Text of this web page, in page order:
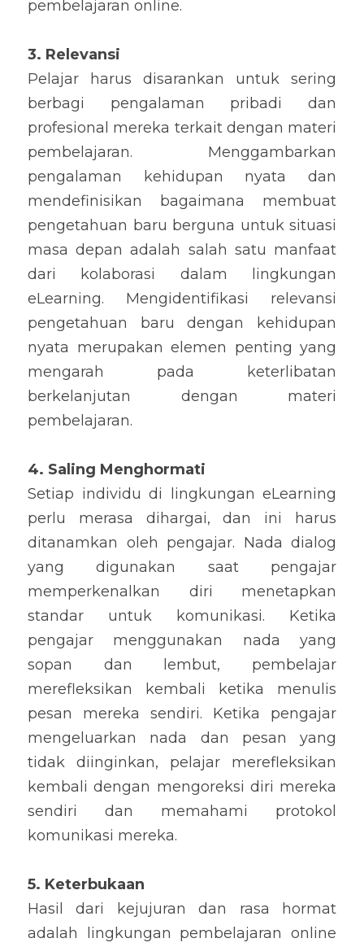
pembelajaran online.
3. Relevansi
Pelajar harus disarankan untuk sering
berbagi pengalaman pribadi dan
profesional mereka terkait dengan materi
pembelajaran. Menggambarkan
pengalaman kehidupan nyata dan
mendefinisikan bagaimana membuat
pengetahuan baru berguna untuk situasi
masa depan adalah salah satu manfaat
dari kolaborasi dalam lingkungan
eLearning. Mengidentifikasi relevansi
pengetahuan baru dengan kehidupan
nyata merupakan elemen penting yang
mengarah pada keterlibatan
berkelanjutan dengan materi
pembelajaran.
4. Saling Menghormati
Setiap individu di lingkungan eLearning
perlu merasa dihargai, dan ini harus
ditanamkan oleh pengajar. Nada dialog
yang digunakan saat pengajar
memperkenalkan diri menetapkan
standar untuk komunikasi. Ketika
pengajar menggunakan nada yang
sopan dan lembut, pembelajar
merefleksikan kembali ketika menulis
pesan mereka sendiri. Ketika pengajar
mengeluarkan nada dan pesan yang
tidak diinginkan, pelajar merefleksikan
kembali dengan mengoreksi diri mereka
sendiri dan memahami protokol
komunikasi mereka.
5. Keterbukaan
Hasil dari kejujuran dan rasa hormat
adalah lingkungan pembelajaran online